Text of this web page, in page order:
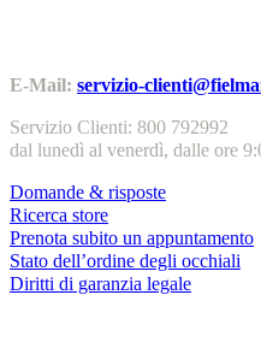
E-Mail: servizio-
Servizio Clienti: 800 792992
dal lunedì al venerdì, dalle ore
Domande & risposte
Ricerca store
Prenota subito un appuntamento
Stato dell’ordine degli occhiali
Diritti di garanzia legale